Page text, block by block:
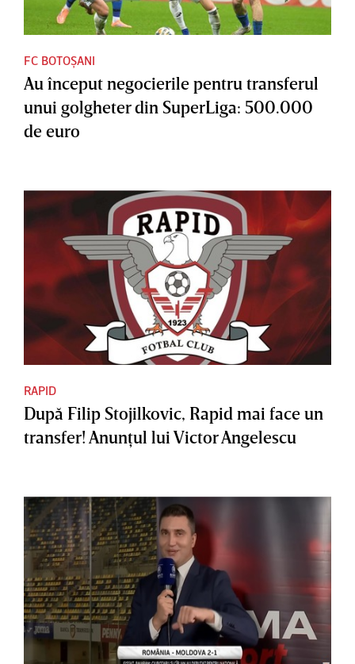
FC BOTOȘANI
Au început negocierile pentru transferul
unui golgheter din SuperLiga: 500.000
de euro
RAPID
După Filip Stojilkovic, Rapid mai face un
transfer! Anunţul lui Victor Angelescu